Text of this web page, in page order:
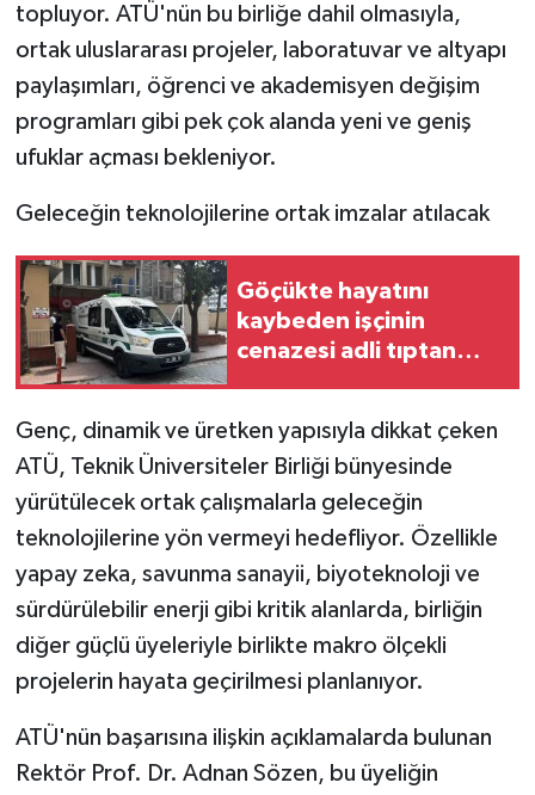
topluyor. ATÜ'nün bu birliğe dahil olmasıyla,
ortak uluslararası projeler, laboratuvar ve altyapı
paylaşımları, öğrenci ve akademisyen değişim
programları gibi pek çok alanda yeni ve geniş
ufuklar açması bekleniyor.
Geleceğin teknolojilerine ortak imzalar atılacak
Göçükte hayatını
kaybeden işçinin
cenazesi adli tıptan
Genç, dinamik ve üretken yapısıyla dikkat çeken
ATÜ, Teknik Üniversiteler Birliği bünyesinde
yürütülecek ortak çalışmalarla geleceğin
teknolojilerine yön vermeyi hedefliyor. Özellikle
yapay zeka, savunma sanayii, biyoteknoloji ve
sürdürülebilir enerji gibi kritik alanlarda, birliğin
diğer güçlü üyeleriyle birlikte makro ölçekli
projelerin hayata geçirilmesi planlanıyor.
ATÜ'nün başarısına ilişkin açıklamalarda bulunan
Rektör Prof. Dr. Adnan Sözen, bu üyeliğin